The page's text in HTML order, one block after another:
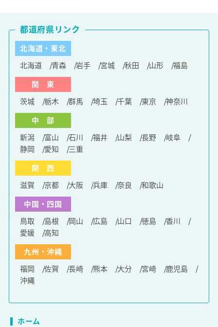
北海道・東北
北海道
青森 岩手 宮城 秋田 山形
福島
関 東
茨城
栃木 群馬 埼玉 千葉 東京
神奈川
中 部
新潟
富山 石川 福井 山梨 長野
岐阜
静岡
愛知
三重
関 西
滋賀
京都 大阪 兵庫 奈良
和歌山
中国・四国
鳥取
島根 岡山 広島 山口 徳島
香川
愛媛
高知
九州・沖縄
福岡
佐賀 長崎 熊本 大分 宮崎
鹿児島
沖縄
都道府県リンク
ホーム